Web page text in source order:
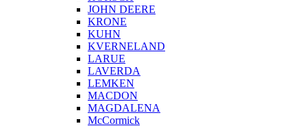
JOHN DEERE
KRONE
KUHN
KVERNELAND
LARUE
LAVERDA
LEMKEN
MACDON
MAGDALENA
McCormick